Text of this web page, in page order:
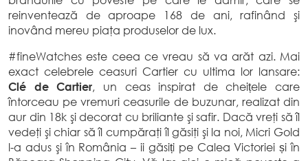
reinventează de aproape 168 de ani, rafinând şi
inovând mereu piaţa produselor de lux.
#fineWatches este ceea ce vreau să va arăt azi. Mai
exact celebrele ceasuri Cartier cu ultima lor lansare:
Clé de Cartier, un ceas inspirat decheițele care
întorceau pe vremuri ceasurile de buzunar, realizat din
aur din 18k şidecorat cu briliante şisafir. Dacă vreţi să îl
vedeţi şichiar să îl cumpăraţi îl găsiţi şi la noi, Micri Gold
l-a adus şi în România – ii găsiți pe Calea Victoriei și în